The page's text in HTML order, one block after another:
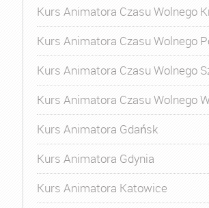
Kurs Animatora Czasu Wolnego
Kurs Animatora Czasu Wolnego
Kurs Animatora Czasu Wolnego
Kurs Animatora Czasu Wolnego
Kurs Animatora Gdańsk
Kurs Animatora Gdynia
Kurs Animatora Katowice